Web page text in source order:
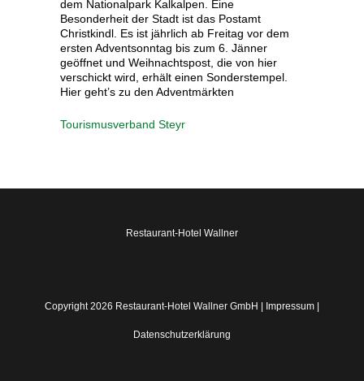
dem Nationalpark Kalkalpen. Eine
Besonderheit der Stadt ist das Postamt
Christkindl. Es ist jährlich ab Freitag vor dem
ersten Adventsonntag bis zum 6. Jänner
geöffnet und Weihnachtspost, die von hier
verschickt wird, erhält einen Sonderstempel.
Hier geht’s zu den Adventmärkten
Tourismusverband Steyr
Restaurant-Hotel Wallner
Copyright 2026 Restaurant-Hotel Wallner GmbH | Impressum
Datenschutzerklärung